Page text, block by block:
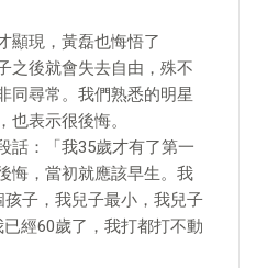
顯現，黃磊也悔悟了
之後就會失去自由，殊不
同尋常。我們熟悉的明星
也表示很後悔。
話：「我35歲才有了第一
悔，當初就應該早生。我
子，我兒子最小，我兒子
經60歲了，我打都打不動